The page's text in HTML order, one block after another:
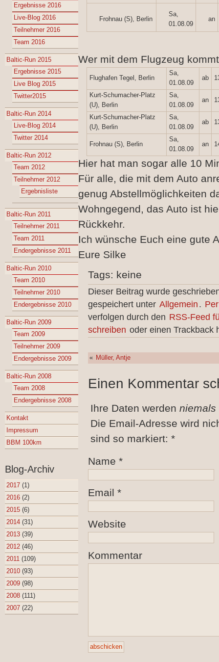
Ergebnisse 2016
Live-Blog 2016
Teilnehmer 2016
Team 2016
Baltic-Run 2015
Ergebnisse 2015
Live Blog 2015
Twitter2015
Baltic-Run 2014
Live-Blog 2014
Twitter 2014
Baltic-Run 2012
Team 2012
Teilnehmer 2012
Ergebnisliste
Baltic-Run 2011
Teilnehmer 2011
Team 2011
Endergebnisse 2011
Baltic-Run 2010
Team 2010
Teilnehmer 2010
Endergebnisse 2010
Baltic-Run 2009
Team 2009
Teilnehmer 2009
Endergebnisse 2009
Baltic-Run 2008
Team 2008
Endergebnisse 2008
Kontakt
Impressum
BBM 100km
Blog-Archiv
2017 (1)
2016 (2)
2015 (6)
2014 (31)
2013 (39)
2012 (46)
2011 (109)
2010 (93)
2009 (98)
2008 (111)
2007 (22)
Frohnau (S), Berlin
Sa,
01.08.09
an
Wer mit dem Flugzeug
Flughafen Tegel, Berlin
Sa,
01.08.09
ab
Kurt-Schumacher-Platz
(U), Berlin
Sa,
01.08.09
an
Kurt-Schumacher-Platz
(U), Berlin
Sa,
01.08.09
ab
Frohnau (S), Berlin
Sa,
01.08.09
an
Hier hat man sogar alle 10
Für alle, die mit dem Auto
genug Abstellmöglichkeiten
Wohngegend, das Auto ist
Rückkehr.
Ich wünsche Euch eine gute
Eure Silke
Tags: keine
Dieser Beitrag wurde
gespeichert unter Allgemein .
verfolgen durch den RSS-Feed
schreiben oder einen Trackback
« Müller, Antje
Einen Kommentar
Ihre Daten werden niemals
Die Email-Adresse wird
sind so markiert: *
Name *
Email *
Website
Kommentar